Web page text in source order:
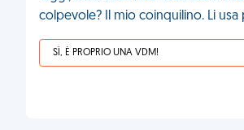
colpevole? Il mio coinquilino. Li
SÌ, È PROPRIO UNA VDM!